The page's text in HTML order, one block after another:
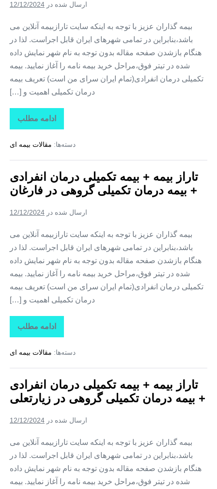
در
ارسال شده در 12/12/2024
بیمه گذاران عزیز با توجه به اینکه سایت تارازبیمه آنلاین می
باشد،بنابراین در تمامی شهرهای ایران قابل اجراست. لذا در
هنگام بازشدن صفحه مقاله بدون توجه به نام شهر نمایش داده
شده در تیتر فوق،مراحل خرید بیمه نامه را آغاز نمایید. بیمه
تکمیلی درمان انفرادی(تمام ایران سرای من است) تعریف بیمه
درمان تکمیلی اهمیت و […]
ادامه مطلب
تاراز
بیمه
بیمه
درمان
+
بیمه
درمان
تکمیلی
در
دسته‌ها: مقالات بیمه ای
تاراز بیمه + بیمه تکمیلی درمان انفرادی
+ بیمه درمان تکمیلی گروهی در فارغان
ارسال شده در 12/12/2024
بیمه گذاران عزیز با توجه به اینکه سایت تارازبیمه آنلاین می
باشد،بنابراین در تمامی شهرهای ایران قابل اجراست. لذا در
هنگام بازشدن صفحه مقاله بدون توجه به نام شهر نمایش داده
شده در تیتر فوق،مراحل خرید بیمه نامه را آغاز نمایید. بیمه
تکمیلی درمان انفرادی(تمام ایران سرای من است) تعریف بیمه
درمان تکمیلی اهمیت و […]
ادامه مطلب
تاراز
بیمه
بیمه
درمان
+
بیمه
درمان
تکمیلی
در
دسته‌ها: مقالات بیمه ای
تاراز بیمه + بیمه تکمیلی درمان انفرادی
+ بیمه درمان تکمیلی گروهی در زیارتعلی
ارسال شده در 12/12/2024
بیمه گذاران عزیز با توجه به اینکه سایت تارازبیمه آنلاین می
باشد،بنابراین در تمامی شهرهای ایران قابل اجراست. لذا در
هنگام بازشدن صفحه مقاله بدون توجه به نام شهر نمایش داده
شده در تیتر فوق،مراحل خرید بیمه نامه را آغاز نمایید. بیمه